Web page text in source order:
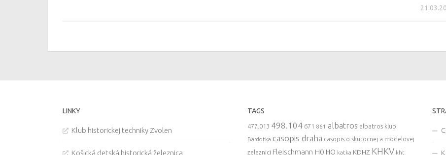
LINKY
Klub historickej techniky Zvolen
Košická detská historická železnica
TAGS
477.013 498.104 671 861 albatros albatros klub
Bardotka casopis draha casopis o skutocnej a modelovej
zeleznici Fleischmann H0 HO katka KDHZ KHKV kht